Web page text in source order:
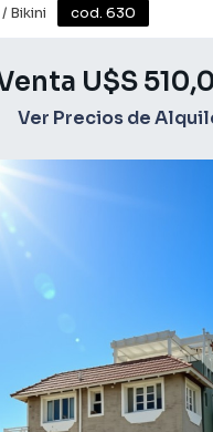
Bikini cod. 630
U$S
Ver Precios de